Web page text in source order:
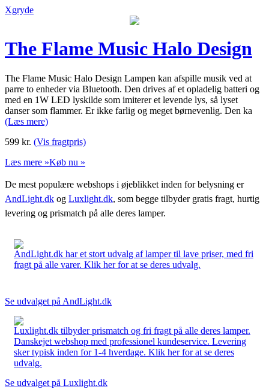
Xgryde
The Flame Music Halo Design
The Flame Music Halo Design Lampen kan afspille musik ved at
parre to enheder via Bluetooth. Den drives af et opladelig batteri og
med en 1W LED lyskilde som imiterer et levende lys, så lyset
danser som flammer. Er ikke farlig og meget børnevenlig. Den ka
(Læs mere)
599 kr. (Vis fragtpris)
Læs mere »Køb nu »
De mest populære webshops i øjeblikket inden for belysning er
AndLight.dk og Luxlight.dk, som begge tilbyder gratis fragt, hurtig
levering og prismatch på alle deres lamper.
AndLight.dk har et stort udvalg af lamper til lave priser, med fri
fragt på alle varer. Klik her for at se deres udvalg.
Se udvalget på AndLight.dk
Luxlight.dk tilbyder prismatch og fri fragt på alle deres lamper.
Danskejet webshop med professionel kundeservice. Levering
sker typisk inden for 1-4 hverdage. Klik her for at se deres
udvalg.
Se udvalget på Luxlight.dk